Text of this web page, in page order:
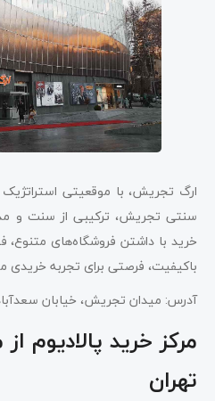
ارگ تجریش، با موقعیتی استراتژیک
سنتی تجریش، ترکیبی از سنت و
خرید با داشتن فروشگاه‌های
باکیفیت، فرصتی برای تجربه خریدی
آدرس: میدان تجریش، خیابان
مرکز خرید پالادیوم
تهران